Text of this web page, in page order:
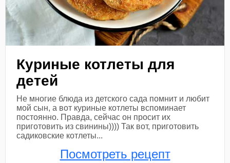
Куриные котлеты для
детей
Не многие блюда из детского сада помнит и любит
мой сын, а вот куриные котлеты вспоминает
постоянно. Правда, сейчас он просит их
приготовить из свинины)))) Так вот, приготовить
садиковские котлеты...
Посмотреть рецепт